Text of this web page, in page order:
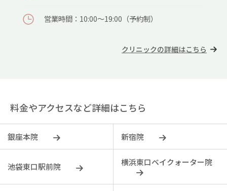
営業時間：10:00～19:00（予約制）
クリニックの詳細はこちら
料金やアクセスなど詳細はこちら
銀座本院 新宿院
池袋東口駅前院 横浜東口ベイクォーター院